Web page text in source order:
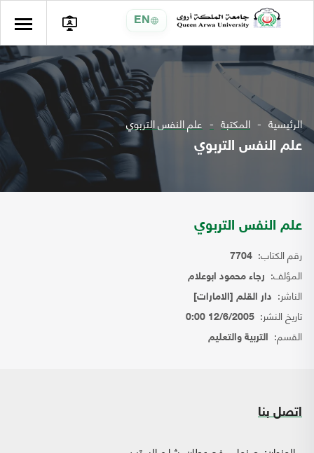
EN
الرئيسية المكتبة علم النفس التربوي
علم النفس التربوي
علم النفس التربوي
رقم الكتاب: 7704
المؤلف: رجاء محمود ابوعلام
الناشر: دار القلم [الامارات]
تاريخ النشر: 12/6/2005 0:00
القسم: التربية والتعليم
اتصل بنا